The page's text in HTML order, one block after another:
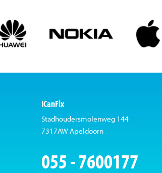
ICanFix
Stadhoudersmolenweg 144
7317AW Apeldoorn
055 - 7600177